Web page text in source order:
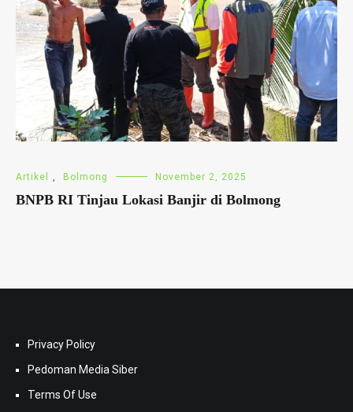
Artikel , Bolmong November 2, 2025
BNPB RI Tinjau Lokasi Banjir di Bolmong
Privacy Policy
Pedoman Media Siber
Terms Of Use